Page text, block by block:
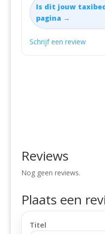
Is dit jouw
pagina →
Schrijf een review
Reviews
Nog geen reviews.
Plaats een
Titel